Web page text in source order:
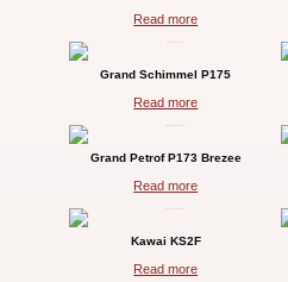
Read more
Grand Schimmel P175
Read more
Grand Petrof P173 Brezee
Read more
Kawai KS2F
Read more